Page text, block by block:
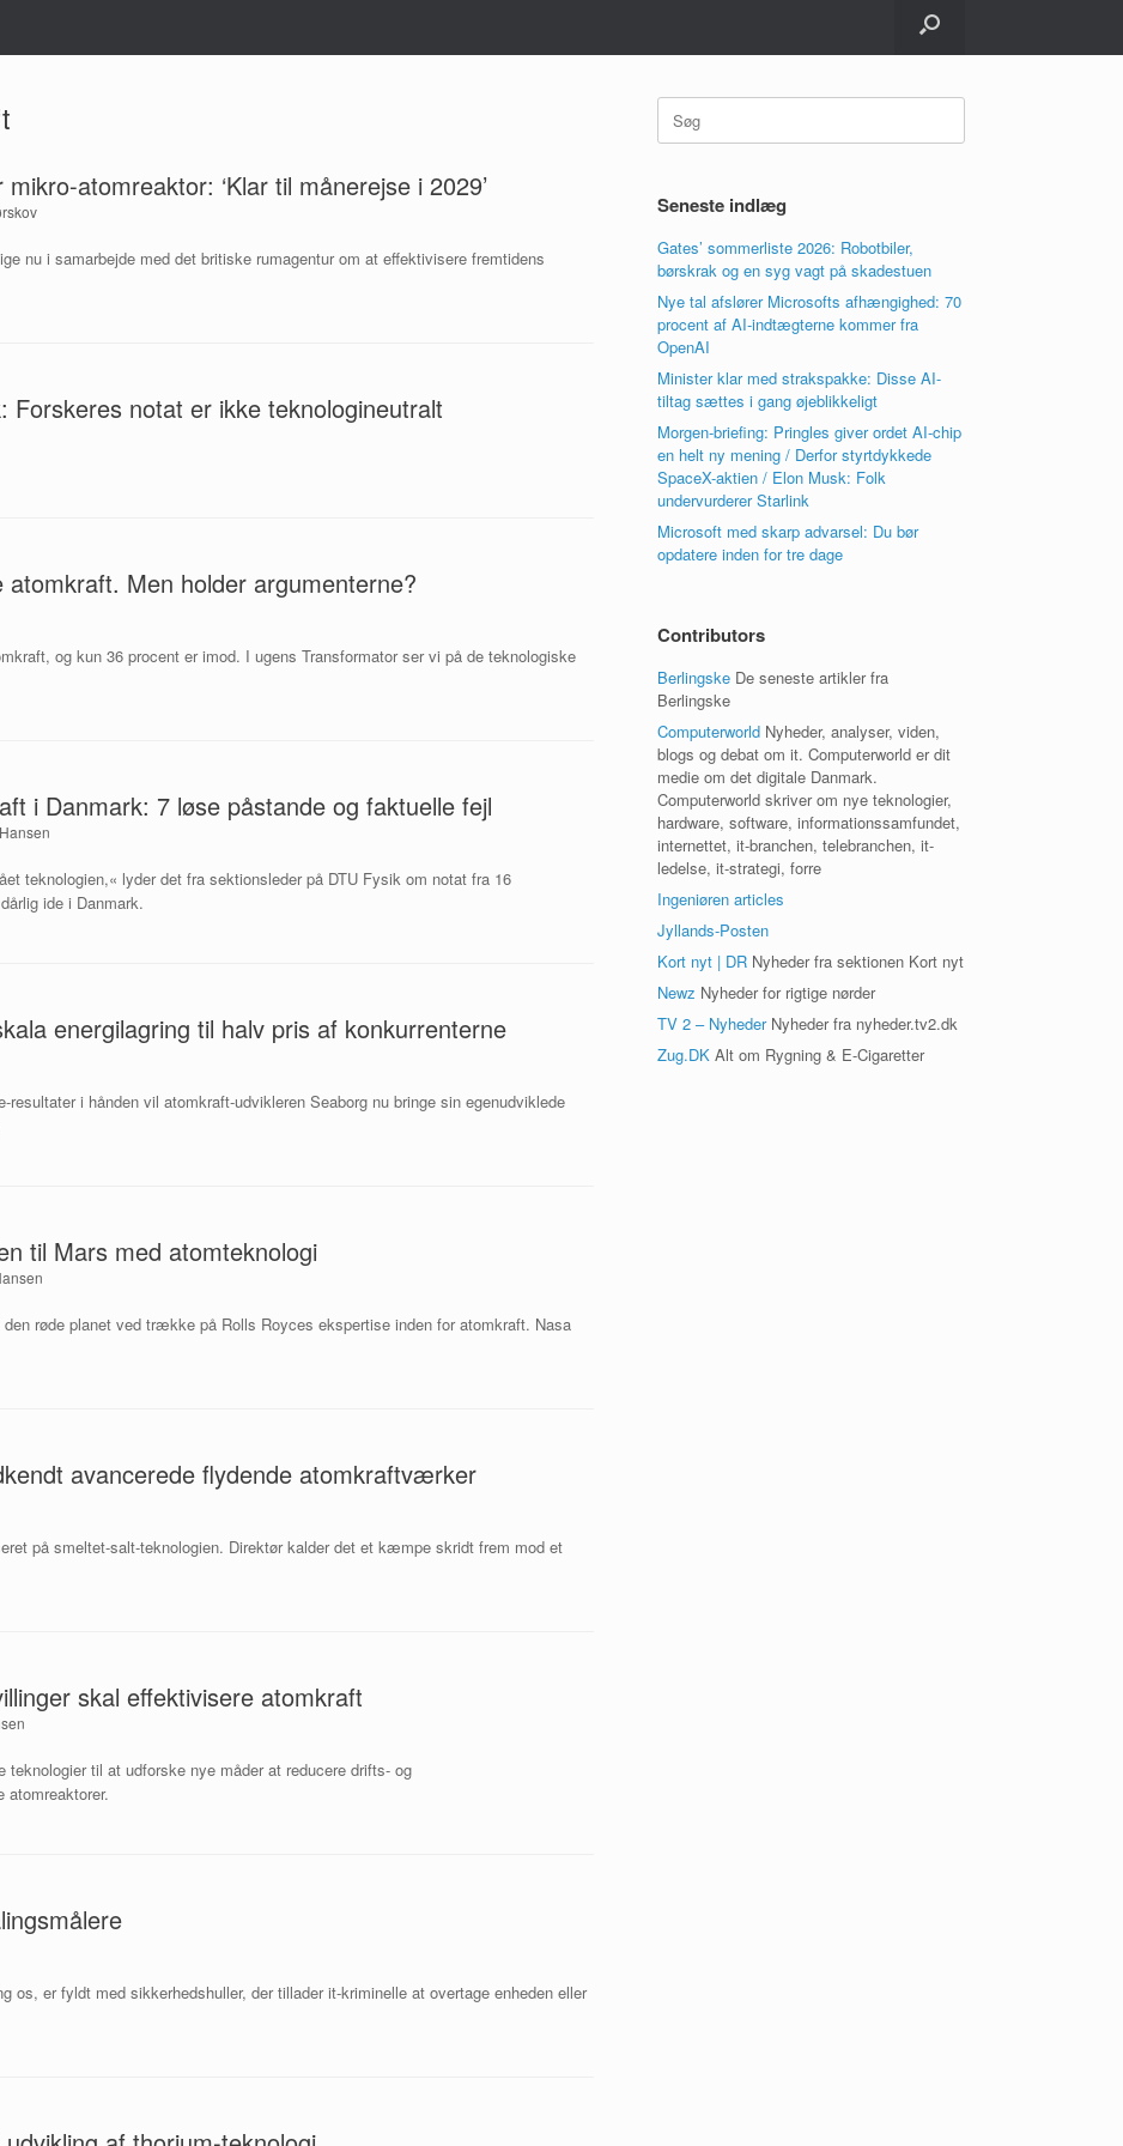
atomreaktor: ‘Klar til månerejse i 2029’
nu i samarbejde med det britiske rumagentur om at effektivisere fremtidens
Forskeres notat er ikke teknologineutralt
atomkraft. Men holder argumenterne?
og kun 36 procent er imod. I ugens Transformator ser vi på de teknologiske
i Danmark: 7 løse påstande og faktuelle fejl
teknologien,« lyder det fra sektionsleder på DTU Fysik om notat fra 16
ide i Danmark.
energilagring til halv pris af konkurrenterne
resultater i hånden vil atomkraft-udvikleren Seaborg nu bringe sin egenudviklede
til Mars med atomteknologi
røde planet ved trække på Rolls Royces ekspertise inden for atomkraft. Nasa
avancerede flydende atomkraftværker
på smeltet-salt-teknologien. Direktør kalder det et kæmpe skridt frem mod et
skal effektivisere atomkraft
til at udforske nye måder at reducere drifts- og
atomreaktorer.
os, er fyldt med sikkerhedshuller, der tillader it-kriminelle at overtage enheden eller
Søg
efter:
Seneste indlæg
Gates’ sommerliste 2026: Robotbiler,
børskrak og en syg vagt på skadestuen
Nye tal afslører Microsofts afhængighed: 70
procent af AI-indtægterne kommer fra
OpenAI
Minister klar med strakspakke: Disse AI-
tiltag sættes i gang øjeblikkeligt
Morgen-briefing: Pringles giver ordet AI-chip
en helt ny mening / Derfor styrtdykkede
SpaceX-aktien / Elon Musk: Folk
undervurderer Starlink
Microsoft med skarp advarsel: Du bør
opdatere inden for tre dage
Contributors
Berlingske De seneste artikler fra
Berlingske
Computerworld Nyheder, analyser, viden,
blogs og debat om it. Computerworld er dit
medie om det digitale Danmark.
Computerworld skriver om nye teknologier,
hardware, software, informationssamfundet,
internettet, it-branchen, telebranchen, it-
ledelse, it-strategi, forre
Ingeniøren articles
Jyllands-Posten
Kort nyt | DR Nyheder fra sektionen Kort nyt
Newz Nyheder for rigtige nørder
TV 2 – NyhederNyheder fra nyheder.tv2.dk
Zug.DK Alt om Rygning & E-Cigaretter